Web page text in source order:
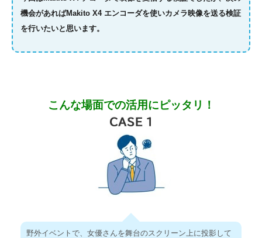
機会があればMakito X4 エンコーダを使いカメラ映像を送る検証
を行いたいと思います。
こんな場面での活用にピッタリ！​
野外イベントで、女優さんを舞台のスクリーン上に投影して